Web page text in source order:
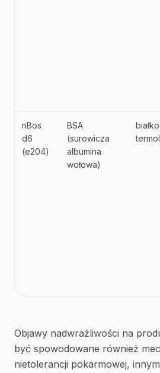
nBos
d6
(e204)
BSA
(surowicza
albumina
wołowa)
białko
Objawy nadwrażliwości na
być spowodowane również
nietolerancji pokarmowej,